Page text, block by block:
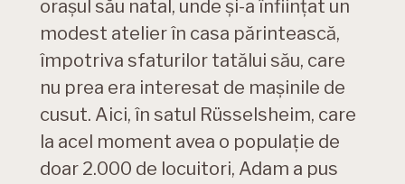
orașul său natal, unde și-a înființat un
modest atelier în casa părintească,
împotriva sfaturilor tatălui său, care
nu prea era interesat de mașinile de
cusut. Aici, în satul Rüsselsheim, care
la acel moment avea o populație de
doar 2.000 de locuitori, Adam a pus